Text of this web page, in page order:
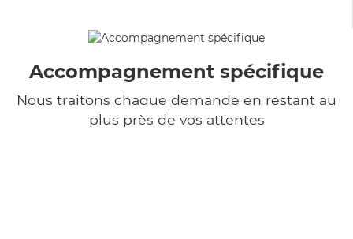
Accompagnement spécifique
Nous traitons chaque demande en restant au
plus près de vos attentes